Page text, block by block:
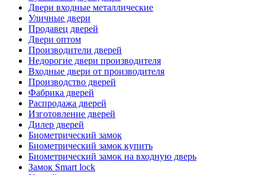
Двери входные металлические
Уличные двери
Продавец дверей
Двери оптом
Производители дверей
Недорогие двери производителя
Входные двери от производителя
Производство дверей
Фабрика дверей
Распродажа дверей
Изготовление дверей
Дилер дверей
Биометрический замок
Биометрический замок купить
Биометрический замок на входную дверь
Замок Smart lock